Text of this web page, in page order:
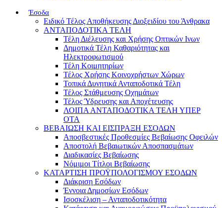
Έσοδα
Ειδικό Τέλος Αποθήκευσης Διοξειδίου του Άνθρακα
ΑΝΤΑΠΟΔΟΤΙΚΑ ΤΕΛΗ
Τέλη Διέλευσης και Χρήσης Οπτικών Ινων
Δημοτικά Τέλη Καθαριότητας και
Ηλεκτροφωτισμού
Τέλη Κοιμητηρίων
Τέλος Χρήσης Κοινοχρήστων Χώρων
Τοπικά Δυνητικά Ανταποδοτικά Τέλη
Τέλος Στάθμευσης Οχημάτων
Τέλος Ύδρευσης και Αποχέτευσης
ΛΟΙΠΑ ΑΝΤΑΠΟΔΟΤΙΚΑ ΤΕΛΗ ΥΠΕΡ
ΟΤΑ
ΒΕΒΑΙΩΣΗ ΚΑΙ ΕΙΣΠΡΑΞΗ ΕΣΟΔΩΝ
Αποσβεστικές Προθεσμίες Βεβαίωσης Οφειλών
Αποστολή Βεβαιωτικών Αποσπασμάτων
Διαδικασίες Βεβαίωσης
Νόμιμοι Τίτλοι Βεβαίωσης
ΚΑΤΑΡΤΙΣΗ ΠΡΟΫΠΟΛΟΓΙΣΜΟΥ ΕΣΟΔΩΝ
Διάκριση Εσόδων
Έννοια Δημοσίων Εσόδων
Ισοσκέλιση – Ανταποδοτικότητα